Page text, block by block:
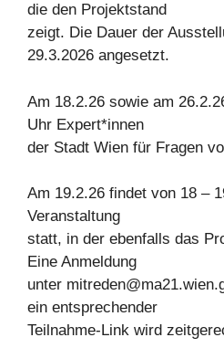
die den Projektstand
zeigt. Die Dauer der
29.3.2026 angesetzt.
Am 18.2.26 sowie am
Uhr Expert*innen
der Stadt Wien für Fragen
Am 19.2.26 findet von 18 –
Veranstaltung
statt, in der ebenfalls das
Eine Anmeldung
unter
ein entsprechender
Teilnahme-Link wird